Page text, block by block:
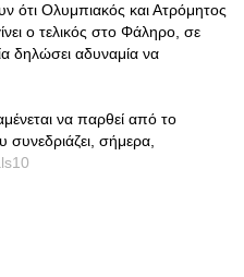
ότι Ολυμπιακός και Ατρόμητος
ο τελικός στο Φάληρο, σε
δηλώσει αδυναμία να
να παρθεί από το
σήμερα,